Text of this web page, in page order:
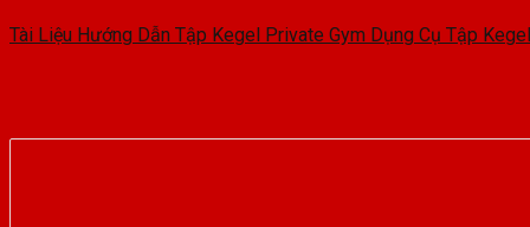
Tài Liệu Hướng Dẫn Tập Kegel Private Gym Dụng Cụ Tập